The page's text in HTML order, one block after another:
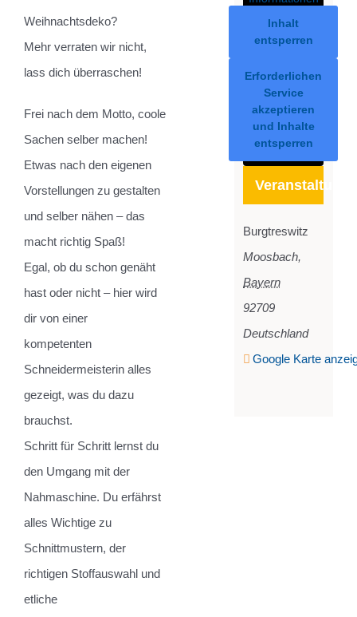
Weihnachtsdeko?
Mehr verraten wir nicht,
lass dich überraschen!
Frei nach dem Motto, coole
Sachen selber machen!
Etwas nach den eigenen
Vorstellungen zu gestalten
und selber nähen – das
macht richtig Spaß!
Egal, ob du schon genäht
hast oder nicht – hier wird
dir von einer
kompetenten
Schneidermeisterin alles
gezeigt, was du dazu
brauchst.
Schritt für Schritt lernst du
den Umgang mit der
Nahmaschine. Du erfährst
alles Wichtige zu
Schnittmustern, der
richtigen Stoffauswahl und
etliche
Burgtreswitz
Moosbach,
Bayern
92709
Deutschland
Google Karte
Inhalt
entsperren
Erforderlichen
Service
akzeptieren
und Inhalte
entsperren